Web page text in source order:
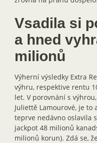
Vsadila si
a hned
milionů
Výherní výsledky Extra
výhru, respektive rentu
let. V porovnání s
Juliettě Lamourové, je to
teprve nedávno oslavila
jackpot 48 milionů
milionů korun). Zdá se,